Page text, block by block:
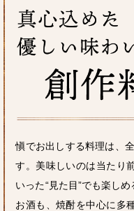
愼でお出しする料理は、
す。美味しいのは当たり
いった“見た目”でも楽し
お酒も、焼酎を中心に多